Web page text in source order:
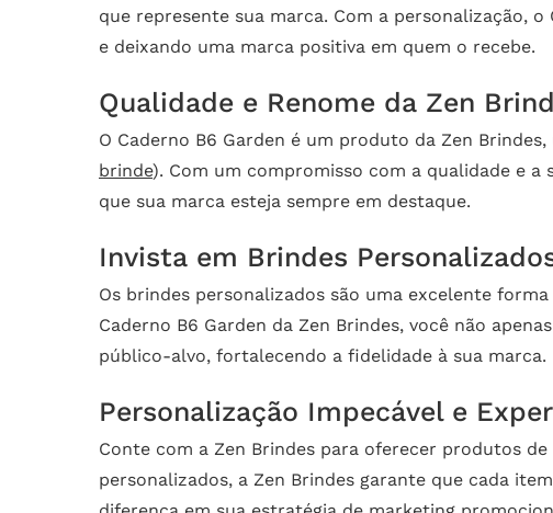
que represente sua marca. Com a personalização,
e deixando uma marca positiva em quem o recebe.
Qualidade e Renome da Zen
O Caderno B6 Garden é um produto da Zen
brinde). Com um compromisso com a qualidade e
que sua marca esteja sempre em destaque.
Invista em Brindes
Os brindes personalizados são uma excelente
Caderno B6 Garden da Zen Brindes, você não
público-alvo, fortalecendo a fidelidade à sua marca.
Personalização Impecável e
Conte com a Zen Brindes para oferecer produtos
personalizados, a Zen Brindes garante que cada